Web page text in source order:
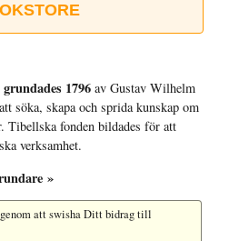
1796 av Gustav Wilhelm
söka, skapa och sprida kunskap om
Tibellska fonden bildades för att
verksamhet.
»
genom att swisha Ditt bidrag till